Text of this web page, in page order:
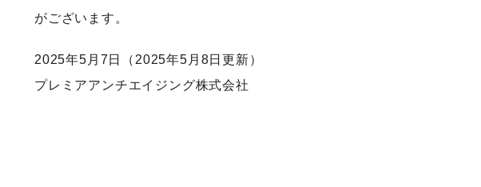
がございます。
2025年5月7日（2025年5月8日更新）
プレミアアンチエイジング株式会社